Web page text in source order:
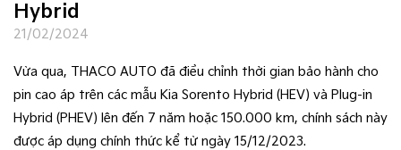
Hybrid
21/02/2024
Vừa qua, THACO AUTO đã điều chỉnh thời gian bảo hành cho
pin cao áp trên các mẫu Kia Sorento Hybrid (HEV) và Plug-in
Hybrid (PHEV) lên đến 7 năm hoặc 150.000 km, chính sách này
được áp dụng chính thức kể từ ngày 15/12/2023.